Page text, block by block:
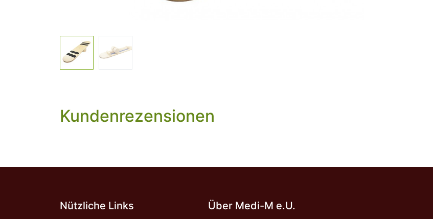
Kundenrezensionen
Nützliche Links Über Medi-M e.U.